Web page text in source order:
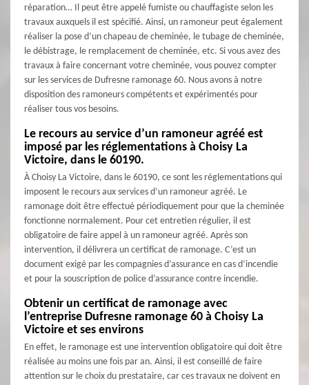
réparation… Il peut être appelé fumiste ou chauffagiste selon les
travaux auxquels il est spécifié. Ainsi, un ramoneur peut également
réaliser la pose d’un chapeau de cheminée, le tubage de cheminée,
le débistrage, le remplacement de cheminée, etc. Si vous avez des
travaux à faire concernant votre cheminée, vous pouvez compter
sur les services de Dufresne ramonage 60. Nous avons à notre
disposition des ramoneurs compétents et expérimentés pour
réaliser tous vos besoins.
Le recours au service d’un ramoneur agréé est
imposé par les réglementations à Choisy La
Victoire, dans le 60190.
À Choisy La Victoire, dans le 60190, ce sont les réglementations qui
imposent le recours aux services d’un ramoneur agréé. Le
ramonage doit être effectué périodiquement pour que la cheminée
fonctionne normalement. Pour cet entretien régulier, il est
obligatoire de faire appel à un ramoneur agréé. Après son
intervention, il délivrera un certificat de ramonage. C’est un
document exigé par les compagnies d’assurance en cas d’incendie
et pour la souscription de police d’assurance contre incendie.
Obtenir un certificat de ramonage avec
l’entreprise Dufresne ramonage 60 à Choisy La
Victoire et ses environs
En effet, le ramonage est une intervention obligatoire qui doit être
réalisée au moins une fois par an. Ainsi, il est conseillé de faire
attention sur le choix du prestataire, car ces travaux ne doivent en